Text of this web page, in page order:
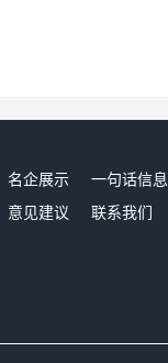
名企展示 一句话信息
意见建议 联系我们